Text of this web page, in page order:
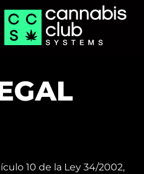
10 de la Ley 34/2002,